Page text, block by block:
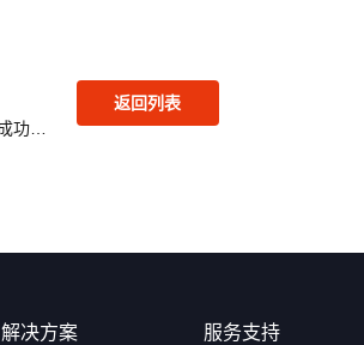
杉岩数据2024制造业数字化质量管理私享会暨产品发布会成功举办
返回列表
解决方案 服务支持